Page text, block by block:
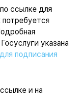
ссылке для
указана
подписания
и на